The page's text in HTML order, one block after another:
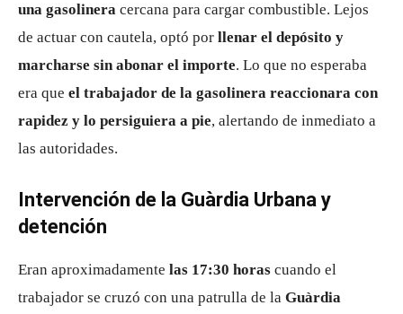
una gasolinera cercana para cargar combustible. Lejos
de actuar con cautela, optó por llenar el depósito y
marcharse sin abonar el importe. Lo que no esperaba
era que el trabajador de la gasolinera reaccionara con
rapidez y lo persiguiera a pie, alertando de inmediato a
las autoridades.
Intervención de la Guàrdia Urbana y
detención
Eran aproximadamente las 17:30 horas cuando el
trabajador se cruzó con una patrulla de la Guàrdia